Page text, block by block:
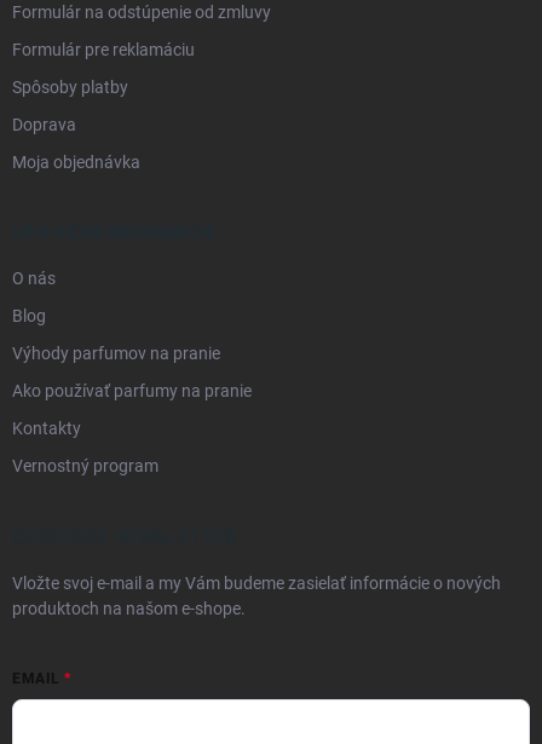
Formulár na odstúpenie od zmluvy
Formulár pre reklamáciu
Spôsoby platby
Doprava
Moja objednávka
O nás
Blog
Výhody parfumov na pranie
Ako používať parfumy na pranie
Kontakty
Vernostný program
Vložte svoj e-mail a my Vám budeme zasielať informácie o nových
produktoch na našom e-shope.
EMAIL